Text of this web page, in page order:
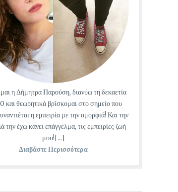
η Δήμητρα Παρούση, διανύω τη δεκαετία
και θεωρητικά βρίσκομαι στο σημείο που
η εμπειρία με την ομορφιά! Και την
την έχω κάνει επάγγελμα, τις εμπειρίες ζωή
μου![...]
Διαβάστε Περισσότερα